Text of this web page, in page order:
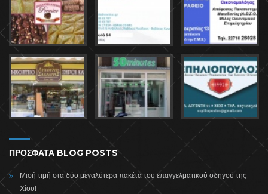
ΠΡΟΣΦΑΤΑ BLOG POSTS
Μισή τιμή στα δύο μεγαλύτερα πακέτα του επαγγελματικού οδηγού της
Χίου!